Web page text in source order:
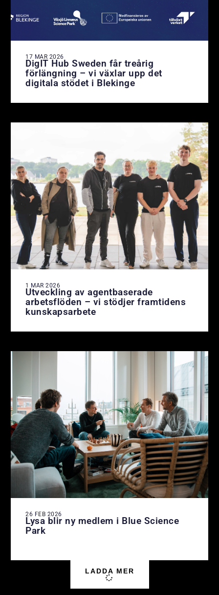
17 MAR 2026
DigIT Hub Sweden får treårig
förlängning – vi växlar upp det
digitala stödet i Blekinge
1 MAR 2026
Utveckling av agentbaserade
arbetsflöden – vi stödjer framtidens
kunskapsarbete
26 FEB 2026
Lysa blir ny medlem i Blue Science
Park
LADDA MER